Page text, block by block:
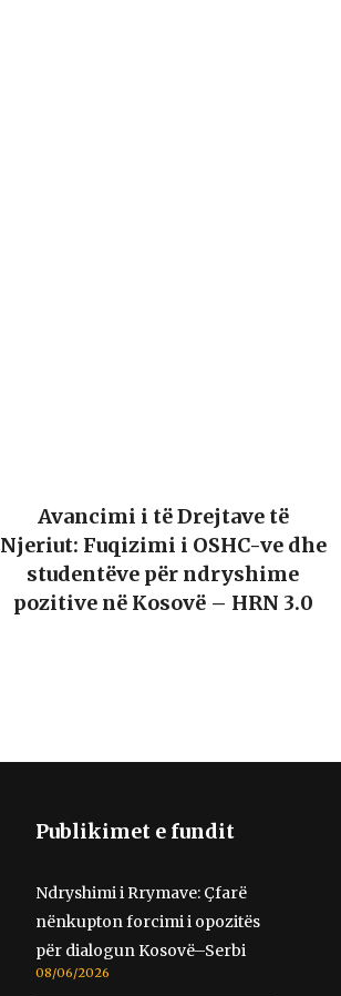
Avancimi i të Drejtave të
Njeriut: Fuqizimi i OSHC-ve dhe
studentëve për ndryshime
pozitive në Kosovë – HRN 3.0
Publikimet e fundit
Ndryshimi i Rrymave: Çfarë
nënkupton forcimi i opozitës
për dialogun Kosovë–Serbi
08/06/2026